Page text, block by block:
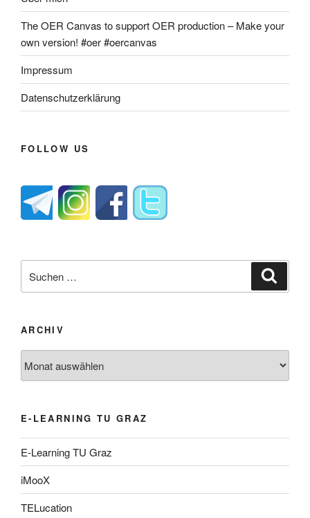
The OER Canvas to support OER production – Make your
own version! #oer #oercanvas
Impressum
Datenschutzerklärung
FOLLOW US
nach:
ARCHIV
E-LEARNING TU GRAZ
E-Learning TU Graz
iMooX
TELucation